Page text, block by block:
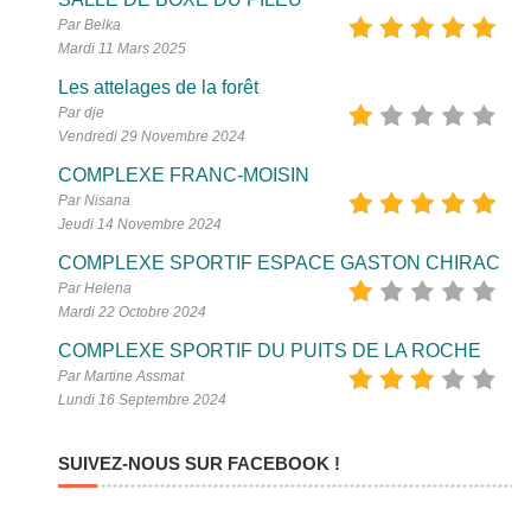
Par Belka
Mardi 11 Mars 2025
Les attelages de la forêt
Par dje
Vendredi 29 Novembre 2024
COMPLEXE FRANC-MOISIN
Par Nisana
Jeudi 14 Novembre 2024
COMPLEXE SPORTIF ESPACE GASTON CHIRAC
Par Helena
Mardi 22 Octobre 2024
COMPLEXE SPORTIF DU PUITS DE LA ROCHE
Par Martine Assmat
Lundi 16 Septembre 2024
SUIVEZ-NOUS SUR FACEBOOK !